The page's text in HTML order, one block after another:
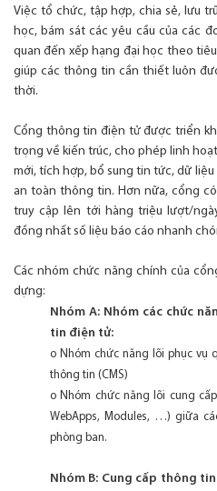
Việc tổ chức, tập hợp, chia sẻ, lưu
học, bám sát các yêu cầu của các
quan đến xếp hạng đại học theo
giúp các thông tin cần thiết luôn
thời.
Cổng thông tin điện tử được triển
trọng về kiến trúc, cho phép linh
mới, tích hợp, bổ sung tin tức, dữ
an toàn thông tin. Hơn nữa, cổng
truy cập lên tới hàng triệu lượt/
đồng nhất số liệu báo cáo nhanh
Các nhóm chức năng chính của
dựng:
Nhóm A: Nhóm các chức
tin điện tử:
o Nhóm chức năng lõi phục vụ
thông tin (CMS)
o Nhóm chức năng lõi cung
WebApps, Modules, …) giữa
phòng ban.
Nhóm B: Cung cấp thông